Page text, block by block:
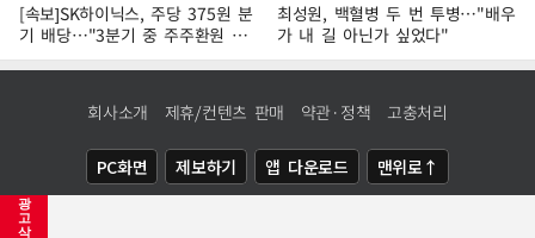
광
고
삭
[속보]SK하이닉스, 주당 375원 분
기 배당…"3분기 중 주주환원 방
안 확정"
최성원, 백혈병 두 번 투병…"배우
가 내 길 아닌가 싶었다"
회사소개 제휴/컨텐츠 판매 약관·정책 고충처리
PC화면 제보하기 앱 다운로드 맨위로↑